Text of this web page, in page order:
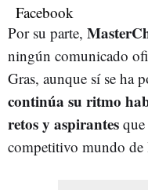
Por su parte,
ningún comunicado
Gras, aunque sí se ha
continúa su ritmo
retos y aspirantes
competitivo mundo de